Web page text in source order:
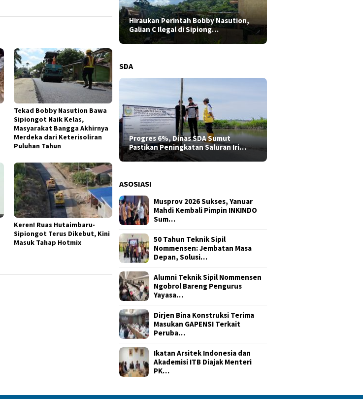
Tekad Bobby Nasution Bawa
Sipiongot Naik Kelas,
Masyarakat Bangga Akhirnya
Merdeka dari Keterisoliran
Puluhan Tahun
Keren! Ruas Hutaimbaru-
Sipiongot Terus Dikebut, Kini
Masuk Tahap Hotmix
Hiraukan Perintah Bobby Nasution,
Galian C Ilegal di Sipiong…
SDA
Progres 6%, Dinas SDA Sumut
Pastikan Peningkatan Saluran Iri…
ASOSIASI
Musprov 2026 Sukses, Yanuar
Mahdi Kembali Pimpin INKINDO
Sum…
50 Tahun Teknik Sipil
Nommensen: Jembatan Masa
Depan, Solusi…
Alumni Teknik Sipil Nommensen
Ngobrol Bareng Pengurus
Yayasa…
Dirjen Bina Konstruksi Terima
Masukan GAPENSI Terkait
Peruba…
Ikatan Arsitek Indonesia dan
Akademisi ITB Diajak Menteri
PK…